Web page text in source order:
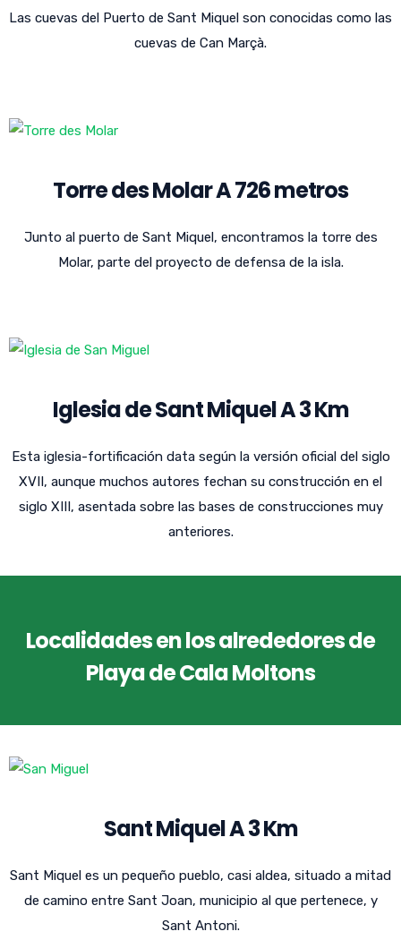
Las cuevas del Puerto de Sant Miquel son conocidas como las
cuevas de Can Marçà.
Torre des Molar A 726 metros
Junto al puerto de Sant Miquel, encontramos la torre des
Molar, parte del proyecto de defensa de la isla.
Iglesia de Sant Miquel A 3 Km
Esta iglesia-fortificación data según la versión oficial del siglo
XVII, aunque muchos autores fechan su construcción en el
siglo XIII, asentada sobre las bases de construcciones muy
anteriores.
Localidades en los alrededores de
Playa de Cala Moltons
Sant Miquel A 3 Km
Sant Miquel es un pequeño pueblo, casi aldea, situado a mitad
de camino entre Sant Joan, municipio al que pertenece, y
Sant Antoni.